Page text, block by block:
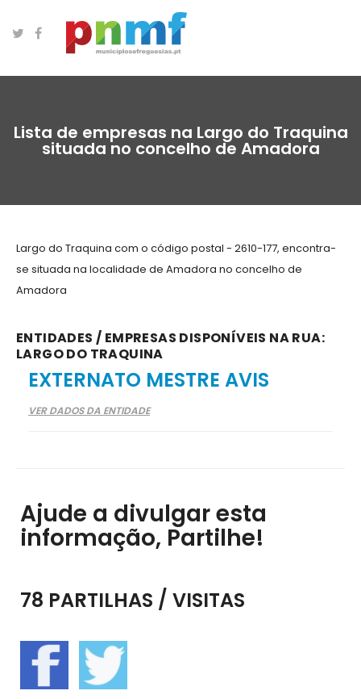
Lista de empresas na Largo do Traquina
situada no concelho de Amadora
Largo do Traquina com o código postal - 2610-177, encontra-
se situada na localidade de Amadora no concelho de
Amadora
ENTIDADES / EMPRESAS DISPONÍVEIS NA RUA:
LARGO DO TRAQUINA
EXTERNATO MESTRE AVIS
VER DADOS DA ENTIDADE
Ajude a divulgar esta
informação, Partilhe!
78 PARTILHAS / VISITAS